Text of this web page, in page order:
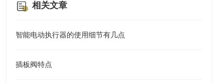
相关文章
智能电动执行器的使用细节有几点
插板阀特点